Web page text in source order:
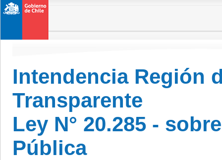
Intendencia Región
Transparente
Ley N° 20.285 -
Pública